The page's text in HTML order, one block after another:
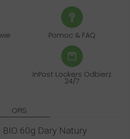
Pomoc & FAQ
InPost Lockers Odbierz
24/7
OPIS
60g Dary Natury